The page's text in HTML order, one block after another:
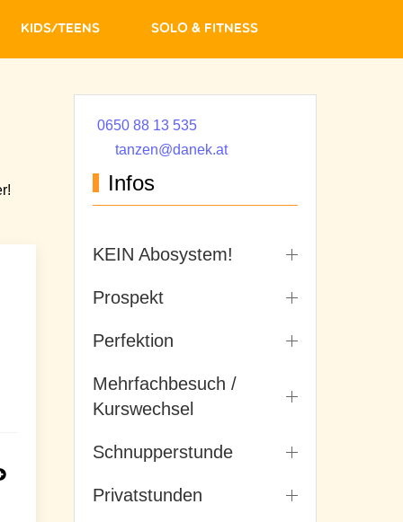
Kids/Teens Solo & Fitness
0650 88 13 535
tanzen@danek.at
Infos
KEIN Abosystem!
Prospekt
Perfektion
Mehrfachbesuch /
Kurswechsel
Schnupperstunde
Privatstunden